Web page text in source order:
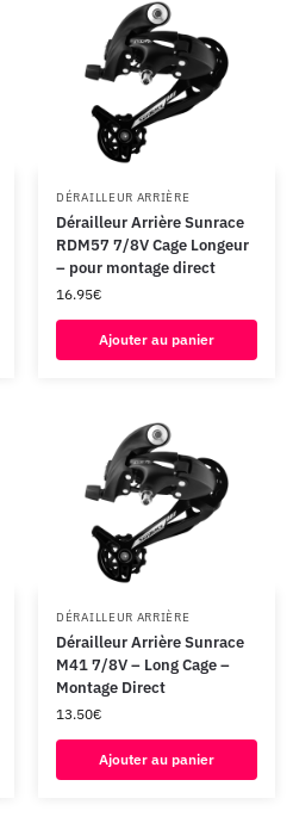
DÉRAILLEUR ARRIÈRE
Dérailleur Arrière Sunrace
RDM57 7/8V Cage Longeur
– pour montage direct
16.95€
Ajouter au panier
DÉRAILLEUR ARRIÈRE
Dérailleur Arrière Sunrace
M41 7/8V – Long Cage –
Montage Direct
13.50€
Ajouter au panier